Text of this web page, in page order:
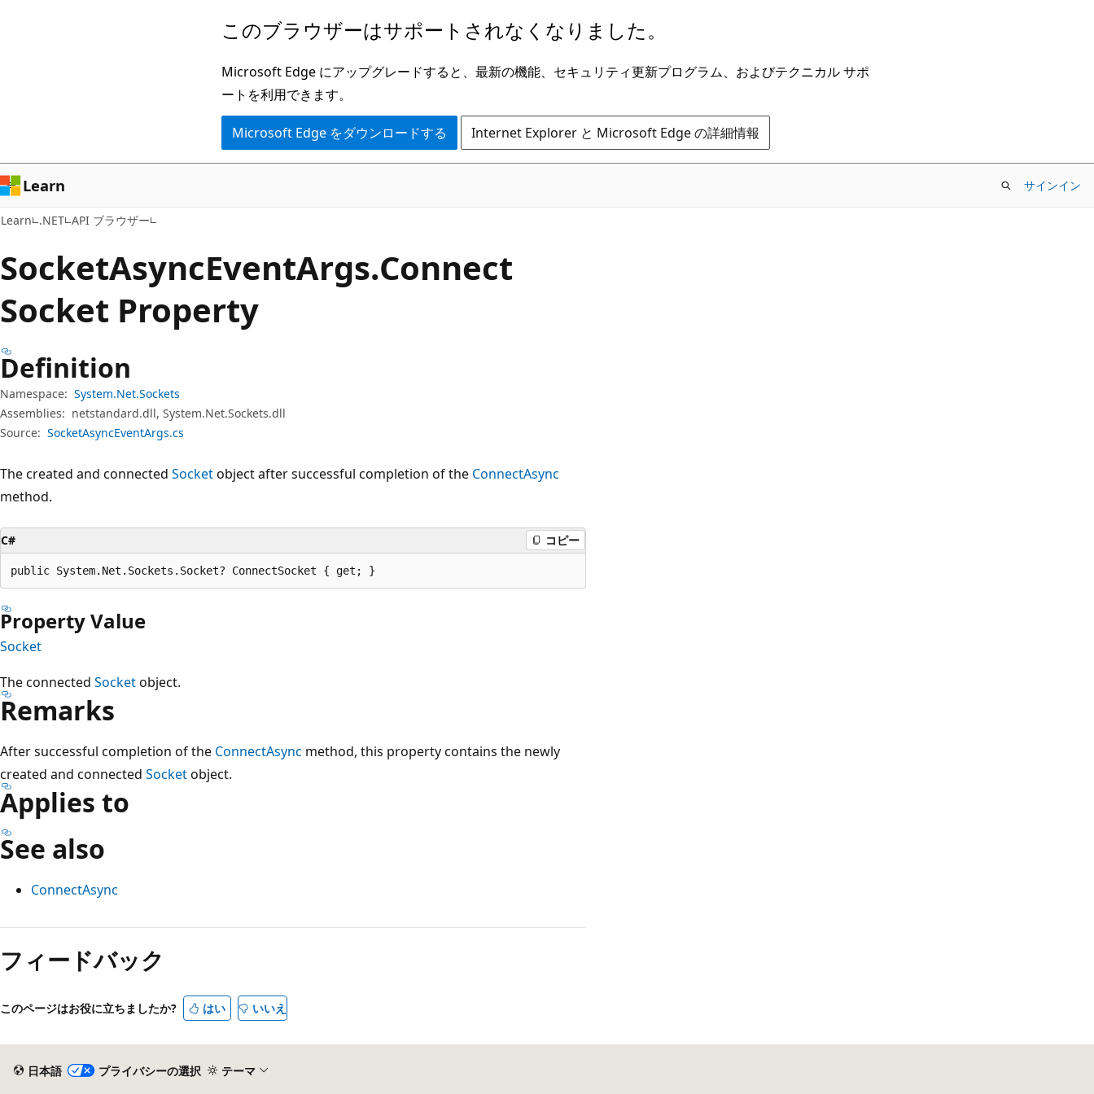
ン
ツ
に
ス
ッ
プ
ゲ
ー
シ
ョ
に
ス
キ
プ
このブラウザーはサポートされなくなりました。
Microsoft Edge にアップグレードすると、最新の機能、セキュリティ更新プログラム、およびテクニカル サポ
ートを利用できます。
Microsoft Edge をダウンロードする Internet Explorer と Microsoft Edge の詳細情報
Learn サインイン
Learn .NET API ブラウザー
SocketAsyncEventArgs.Connect
Socket Property
Definition
Namespace: System.Net.Sockets
Assemblies: netstandard.dll, System.Net.Sockets.dll
Source: SocketAsyncEventArgs.cs
The created and connected Socketobject after successful completion of the ConnectAsync
method.
C# コピー
public System.Net.Sockets.Socket? ConnectSocket { get; }
Property Value
Socket
The connected Socketobject.
Remarks
After successful completion of the ConnectAsync method, this property contains the newly
created and connected Socketobject.
Applies to
See also
ConnectAsync
読
取
モ
フィードバック
このページはお役に立ちましたか? はい いいえ
日本語 プライバシーの選択 テーマ